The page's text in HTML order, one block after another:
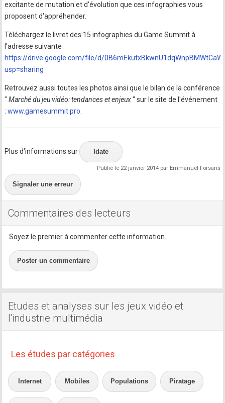
excitante de mutation et d'évolution que ces infographies vous
proposent d'appréhender.
Téléchargez le livret des 15 infographies du Game Summit à
l'adresse suivante :
https://drive.google.com/file/d/
usp=sharing
Retrouvez aussi toutes les photos ainsi que le bilan de la conférence
" Marché du jeu vidéo: tendances et enjeux" sur le site de l'événement
:www.gamesummit.pro
Plus d'informations sur Idate
Publié le 22 janvier 2014 par Emmanuel Forsans
Signaler une erreur
Commentaires des lecteurs
Soyez le premier à commenter cette information.
Poster un commentaire
Etudes et analyses sur les jeux vidéo et
l'industrie multimédia
Les études par catégories
Internet Mobiles Populations Piratage